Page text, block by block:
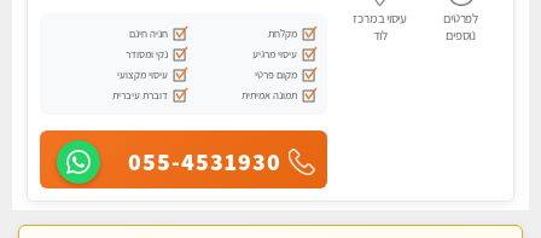
לפרטים
נוספים
עיסוי במרכז
לוד
מקלחת
חניה חינם
עיסוי מרגיע
נקי ומסודר
מקום פרטי
עיסוי מקצועי
תמונה אמיתית
דוברת עיברית
055-4531930